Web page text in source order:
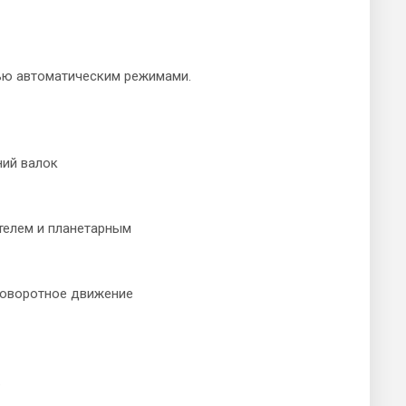
автоматическим режимами.
валок
и планетарным
движение